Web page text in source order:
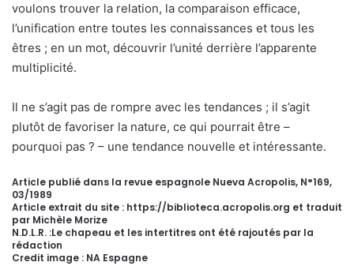
voulons trouver la relation, la comparaison efficace,
l’unification entre toutes les connaissances et tous les
êtres ; en un mot, découvrir l’unité derrière l’apparente
multiplicité.
Il ne s’agit pas de rompre avec les tendances ; il s’agit
plutôt de favoriser la nature, ce qui pourrait être –
pourquoi pas ? – une tendance nouvelle et intéressante.
Article publié dans la revue espagnole Nueva Acropolis, N°169,
03/1989
Article extrait du site : https://biblioteca.acropolis.org et traduit
par Michèle Morize
N.D.L.R. :Le chapeau et les intertitres ont été rajoutés par la
rédaction
Credit image : NA Espagne